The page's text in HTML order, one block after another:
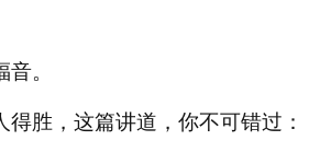
。
胜，这篇讲道，你不可错过：